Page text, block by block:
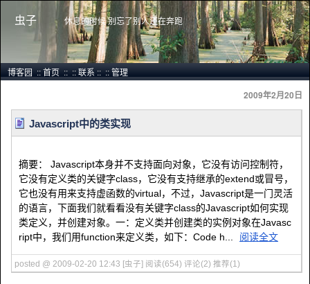
虫子 休息的时候 别忘了别人还在奔跑
博客园::首页::::联系::::管理
2009年2月20日
Javascript中的类实现
摘要： Javascript本身并不支持面向对象，它没有访问控制符，
它没有定义类的关键字class，它没有支持继承的extend或冒号，
它也没有用来支持虚函数的virtual，不过，Javascript是一门灵活
的语言，下面我们就看看没有关键字class的Javascript如何实现
类定义，并创建对象。一：定义类并创建类的实例对象在Javasc
ript中，我们用function来定义类，如下：Code h...
阅读全文
posted @ 2009-02-20 12:43 [虫子] 阅读(654) 评论(2) 推荐(1)